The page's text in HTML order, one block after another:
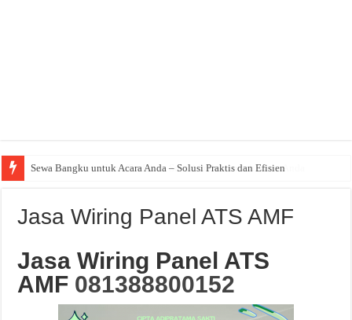
Sewa Bangku untuk Acara Anda – Solusi Praktis dan Efisien
Jasa Wiring Panel ATS AMF
Jasa Wiring Panel ATS
AMF 081388800152